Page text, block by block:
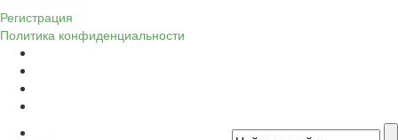
Регистрация
Политика конфиденциальности